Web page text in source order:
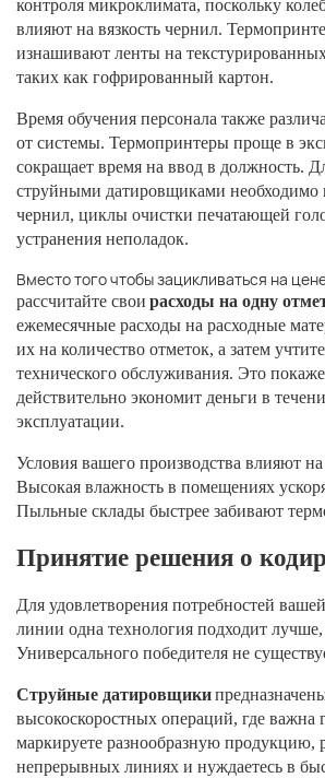
контроля микроклимата, поскольку
влияют на вязкость чернил.
изнашивают ленты на
таких как гофрированный картон.
Время обучения персонала также
от системы. Термопринтеры проще в
сокращает время на ввод в должность.
струйными датировщиками необходимо
чернил, циклы очистки печатающей
устранения неполадок.
Вместо того чтобы зацикливаться на
рассчитайте свои расходы на одну
ежемесячные расходы на расходные
их на количество отметок, а затем
технического обслуживания. Это
действительно экономит деньги в
эксплуатации.
Условия вашего производства влияют
Высокая влажность в помещениях
Пыльные склады быстрее забивают
Принятие решения о
Для удовлетворения потребностей
линии одна технология подходит лучше,
Универсального победителя не
Струйные датировщики
высокоскоростных операций, где важна
маркируете разнообразную продукцию,
непрерывных линиях и нуждаетесь в